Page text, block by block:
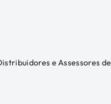
e Assessores de